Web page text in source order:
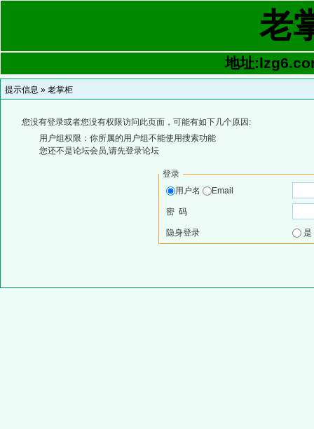
老
地址
提示信息 » 老掌柜
您没有登录或者您没有权限访问此页面，可能有如下几个原因:
用户组权限：你所属的用户组不能使用搜索功能
您还不是论坛会员,请先登录论坛
登录
用户名
Email
密 码
隐身登录